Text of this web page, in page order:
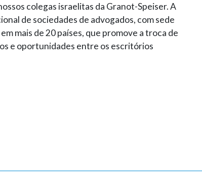
colegas israelitas da Granot-Speiser. A
de sociedades de advogados, com sede
mais de 20 países, que promove a troca de
e oportunidades entre os escritórios